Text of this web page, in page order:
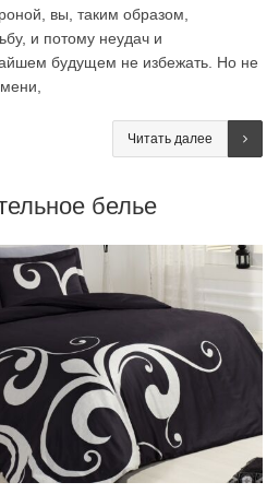
вы, таким образом,
и потому неудач и
будущем не избежать. Но не
Читать далее
белье